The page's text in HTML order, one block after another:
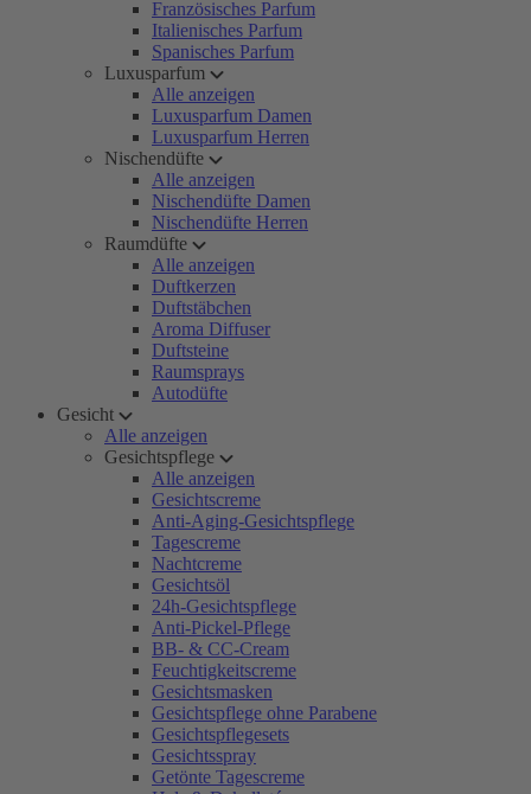
Französisches Parfum
Italienisches Parfum
Spanisches Parfum
Luxusparfum
Alle anzeigen
Luxusparfum Damen
Luxusparfum Herren
Nischendüfte
Alle anzeigen
Nischendüfte Damen
Nischendüfte Herren
Raumdüfte
Alle anzeigen
Duftkerzen
Duftstäbchen
Aroma Diffuser
Duftsteine
Raumsprays
Autodüfte
Gesicht
Alle anzeigen
Gesichtspflege
Alle anzeigen
Gesichtscreme
Anti-Aging-Gesichtspflege
Tagescreme
Nachtcreme
Gesichtsöl
24h-Gesichtspflege
Anti-Pickel-Pflege
BB- & CC-Cream
Feuchtigkeitscreme
Gesichtsmasken
Gesichtspflege ohne Parabene
Gesichtspflegesets
Gesichtsspray
Getönte Tagescreme